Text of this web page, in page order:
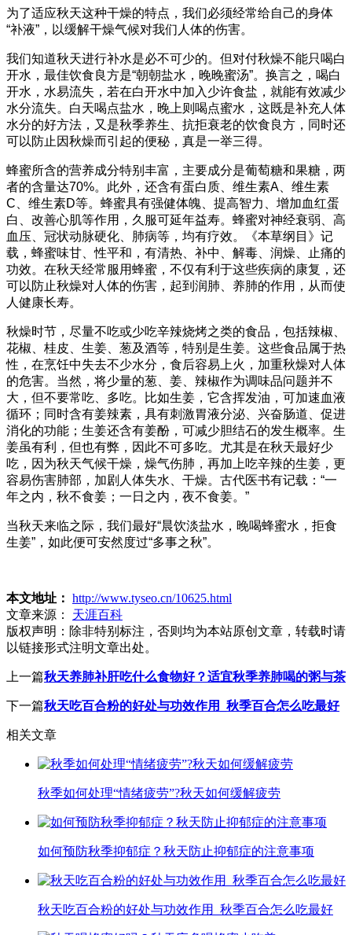
为了适应秋天这种干燥的特点，我们必须经常给自己的身体
“补液”，以缓解干燥气候对我们人体的伤害。
我们知道秋天进行补水是必不可少的。但对付秋燥不能只喝白
开水，最佳饮食良方是“朝朝盐水，晚晚蜜汤”。换言之，喝白
开水，水易流失，若在白开水中加入少许食盐，就能有效减少
水分流失。白天喝点盐水，晚上则喝点蜜水，这既是补充人体
水分的好方法，又是秋季养生、抗拒衰老的饮食良方，同时还
可以防止因秋燥而引起的便秘，真是一举三得。
蜂蜜所含的营养成分特别丰富，主要成分是葡萄糖和果糖，两
者的含量达70%。此外，还含有蛋白质、维生素A、维生素
C、维生素D等。蜂蜜具有强健体魄、提高智力、增加血红蛋
白、改善心肌等作用，久服可延年益寿。蜂蜜对神经衰弱、高
血压、冠状动脉硬化、肺病等，均有疗效。《本草纲目》记
载，蜂蜜味甘、性平和，有清热、补中、解毒、润燥、止痛的
功效。在秋天经常服用蜂蜜，不仅有利于这些疾病的康复，还
可以防止秋燥对人体的伤害，起到润肺、养肺的作用，从而使
人健康长寿。
秋燥时节，尽量不吃或少吃辛辣烧烤之类的食品，包括辣椒、
花椒、桂皮、生姜、葱及酒等，特别是生姜。这些食品属于热
性，在烹饪中失去不少水分，食后容易上火，加重秋燥对人体
的危害。当然，将少量的葱、姜、辣椒作为调味品问题并不
大，但不要常吃、多吃。比如生姜，它含挥发油，可加速血液
循环；同时含有姜辣素，具有刺激胃液分泌、兴奋肠道、促进
消化的功能；生姜还含有姜酚，可减少胆结石的发生概率。生
姜虽有利，但也有弊，因此不可多吃。尤其是在秋天最好少
吃，因为秋天气候干燥，燥气伤肺，再加上吃辛辣的生姜，更
容易伤害肺部，加剧人体失水、干燥。古代医书有记载：“一
年之内，秋不食姜；一日之内，夜不食姜。”
当秋天来临之际，我们最好“晨饮淡盐水，晚喝蜂蜜水，拒食
生姜”，如此便可安然度过“多事之秋”。
本文地址： http://www.tyseo.cn/10625.html
文章来源：
天涯百科
版权声明： 除非特别标注，否则均为本站原创文章，转载时请
以链接形式注明文章出处。
上一篇秋天养肺补肝吃什么食物好？适宜秋季养肺喝的粥与茶
下一篇秋天吃百合粉的好处与功效作用_秋季百合怎么吃最好
相关文章
秋季如何处理“情绪疲劳”?秋天如何缓解疲劳
如何预防秋季抑郁症？秋天防止抑郁症的注意事项
秋天吃百合粉的好处与功效作用_秋季百合怎么吃最好